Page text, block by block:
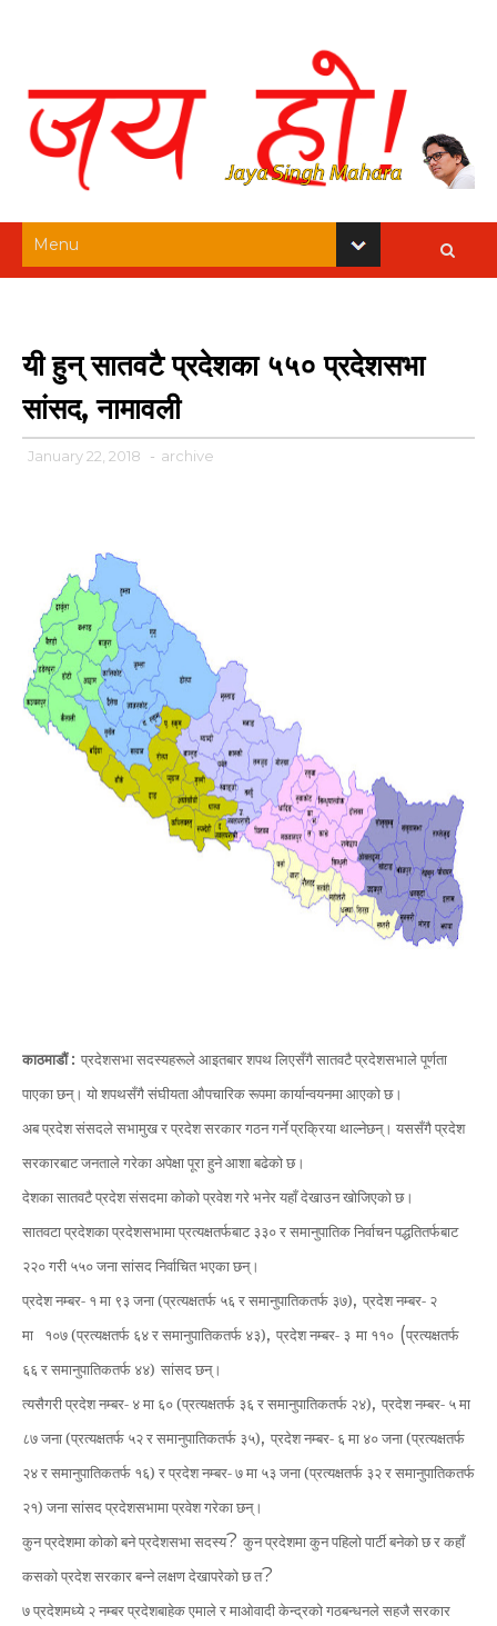
यी हुन् सातवटै प्रदेशका ५५० प्रदेशसभा
सांसद, नामावली
January 22, 2018 - archive
काठमाडौं : प्रदेशसभा सदस्यहरूले आइतबार शपथ लिएसँगै सातवटै प्रदेशसभाले पूर्णता
पाएका छन्। यो शपथसँगै संघीयता औपचारिक रूपमा कार्यान्वयनमा आएको छ।
अब प्रदेश संसदले सभामुख र प्रदेश सरकार गठन गर्ने प्रक्रिया थाल्नेछन्। यससँगै प्रदेश
सरकारबाट जनताले गरेका अपेक्षा पूरा हुने आशा बढेको छ।
देशका सातवटै प्रदेश संसदमा कोको प्रवेश गरे भनेर यहाँ देखाउन खोजिएको छ।
सातवटा प्रदेशका प्रदेशसभामा प्रत्यक्षतर्फबाट ३३० र समानुपातिक निर्वाचन पद्धतितर्फबाट
२२० गरी ५५० जना सांसद निर्वाचित भएका छन्।
प्रदेश नम्बर- १ मा ९३ जना (प्रत्यक्षतर्फ ५६ र समानुपातिकतर्फ ३७), प्रदेश नम्बर- २
मा
१०७ (प्रत्यक्षतर्फ ६४ र समानुपातिकतर्फ ४३), प्रदेश नम्बर- ३ मा ११० (प्रत्यक्षतर्फ
६६ र समानुपातिकतर्फ ४४) सांसद छन्।
त्यसैगरी प्रदेश नम्बर- ४ मा ६० (प्रत्यक्षतर्फ ३६ र समानुपातिकतर्फ २४), प्रदेश नम्बर- ५ मा
८७ जना (प्रत्यक्षतर्फ ५२ र समानुपातिकतर्फ ३५), प्रदेश नम्बर- ६ मा ४० जना (प्रत्यक्षतर्फ
२४ र समानुपातिकतर्फ १६) र प्रदेश नम्बर- ७ मा ५३ जना (प्रत्यक्षतर्फ ३२ र समानुपातिकतर्फ
२१) जना सांसद प्रदेशसभामा प्रवेश गरेका छन्।
कुन प्रदेशमा कोको बने प्रदेशसभा सदस्य? कुन प्रदेशमा कुन पहिलो पार्टी बनेको छ र कहाँ
कसको प्रदेश सरकार बन्ने लक्षण देखापरेको छ त?
७ प्रदेशमध्ये २ नम्बर प्रदेशबाहेक एमाले र माओवादी केन्द्रको गठबन्धनले सहजै सरकार